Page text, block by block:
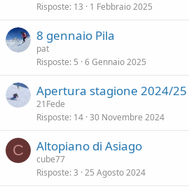
Risposte 13 1 Febbraio 2025
8 gennaio Pila
pat
Risposte 5 6 Gennaio 2025
Apertura stagione 2024/25
21Fede
Risposte 14 30 Novembre 2024
C Altopiano di Asiago
cube77
Risposte 3 25 Agosto 2024